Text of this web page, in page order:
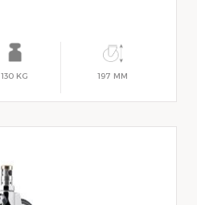
130 KG 197 MM